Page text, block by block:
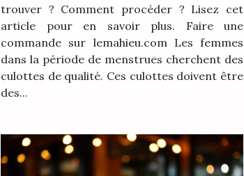
trouver ? Comment procéder ? Lisez cet
article pour en savoir plus. Faire une
commande sur lemahieu.com Les femmes
dans la période de menstrues cherchent des
culottes de qualité. Ces culottes doivent être
des...